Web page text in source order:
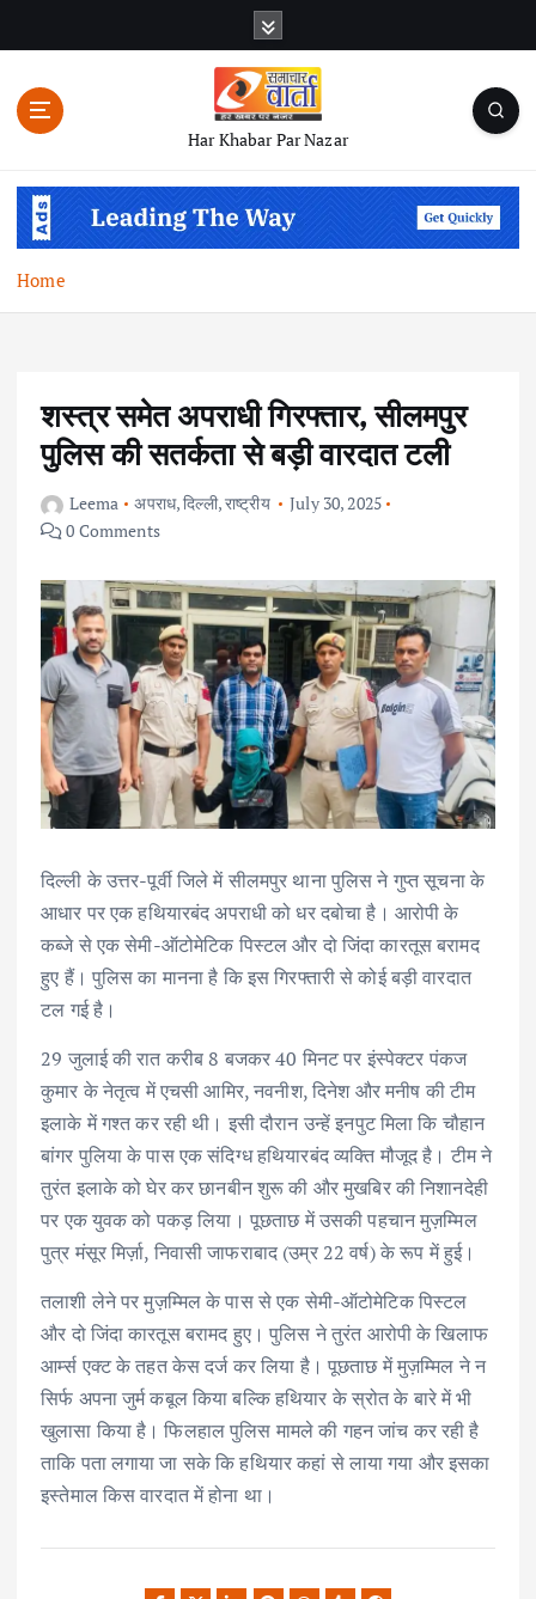
n
Har Khabar Par Nazar
Home
शस्त्र समेत अपराधी गिरफ्तार, सीलमपुर
पुलिस की सतर्कता से बड़ी वारदात टली
Leema अपराध,दिल्ली,राष्ट्रीय
July 30, 2025
0 Comments
दिल्ली के उत्तर-पूर्वी जिले में सीलमपुर थाना पुलिस ने गुप्त सूचना के
आधार पर एक हथियारबंद अपराधी को धर दबोचा है। आरोपी के
कब्जे से एक सेमी-ऑटोमेटिक पिस्टल और दो जिंदा कारतूस बरामद
हुए हैं। पुलिस का मानना है कि इस गिरफ्तारी से कोई बड़ी वारदात
टल गई है।
29 जुलाई की रात करीब 8 बजकर 40 मिनट पर इंस्पेक्टर पंकज
कुमार के नेतृत्व में एचसी आमिर, नवनीश, दिनेश और मनीष की टीम
इलाके में गश्त कर रही थी। इसी दौरान उन्हें इनपुट मिला कि चौहान
बांगर पुलिया के पास एक संदिग्ध हथियारबंद व्यक्ति मौजूद है। टीम ने
तुरंत इलाके को घेर कर छानबीन शुरू की और मुखबिर की निशानदेही
पर एक युवक को पकड़ लिया। पूछताछ में उसकी पहचान मुज़म्मिल
पुत्र मंसूर मिर्ज़ा, निवासी जाफराबाद (उम्र 22 वर्ष) के रूप में हुई।
तलाशी लेने पर मुज़म्मिल के पास से एक सेमी-ऑटोमेटिक पिस्टल
और दो जिंदा कारतूस बरामद हुए। पुलिस ने तुरंत आरोपी के खिलाफ
आर्म्स एक्ट के तहत केस दर्ज कर लिया है। पूछताछ में मुज़म्मिल ने न
सिर्फ अपना जुर्म कबूल किया बल्कि हथियार के स्रोत के बारे में भी
खुलासा किया है। फिलहाल पुलिस मामले की गहन जांच कर रही है
ताकि पता लगाया जा सके कि हथियार कहां से लाया गया और इसका
इस्तेमाल किस वारदात में होना था।